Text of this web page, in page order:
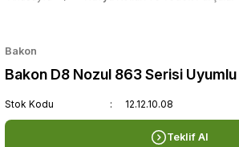
Bakon
Bakon D8 Nozul 863 Serisi Uyumlu
Stok Kodu 12.12.10.08
Teklif Al